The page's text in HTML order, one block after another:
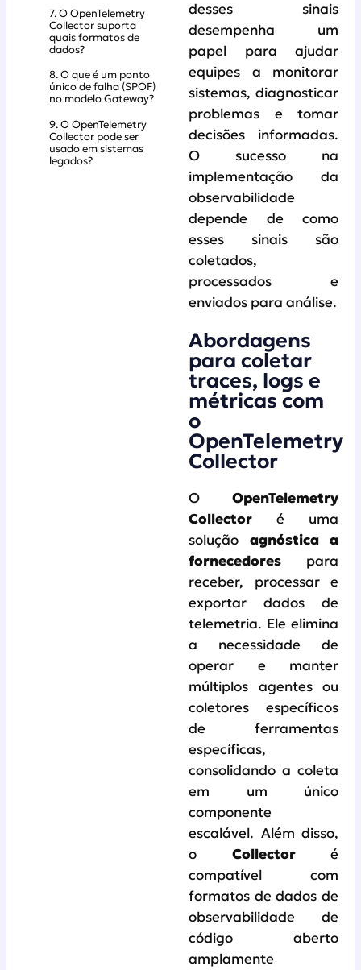
7. O OpenTelemetry
Collector suporta
quais formatos de
dados?
8. O que é um ponto
único de falha (SPOF)
no modelo Gateway?
9. O OpenTelemetry
Collector pode ser
usado em sistemas
legados?
desses sinais
desempenha um
papel para ajudar
equipes a monitorar
sistemas, diagnosticar
problemas e tomar
decisões informadas.
O sucesso na
implementação da
observabilidade
depende de como
esses sinais são
coletados,
processados e
enviados para análise.
Abordagens
para coletar
traces, logs e
métricas com
o
OpenTelemetry
Collector
O OpenTelemetry
Collector é uma
solução agnóstica a
fornecedores para
receber, processar e
exportar dados de
telemetria. Ele elimina
a necessidade de
operar e manter
múltiplos agentes ou
coletores específicos
de ferramentas
específicas,
consolidando a coleta
em um único
componente
escalável. Além disso,
o Collector é
compatível com
formatos de dados de
observabilidade de
código aberto
amplamente